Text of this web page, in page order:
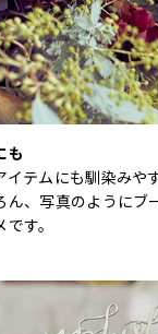
も
イテムにも馴染みや
ん、写真のようにブ
す。